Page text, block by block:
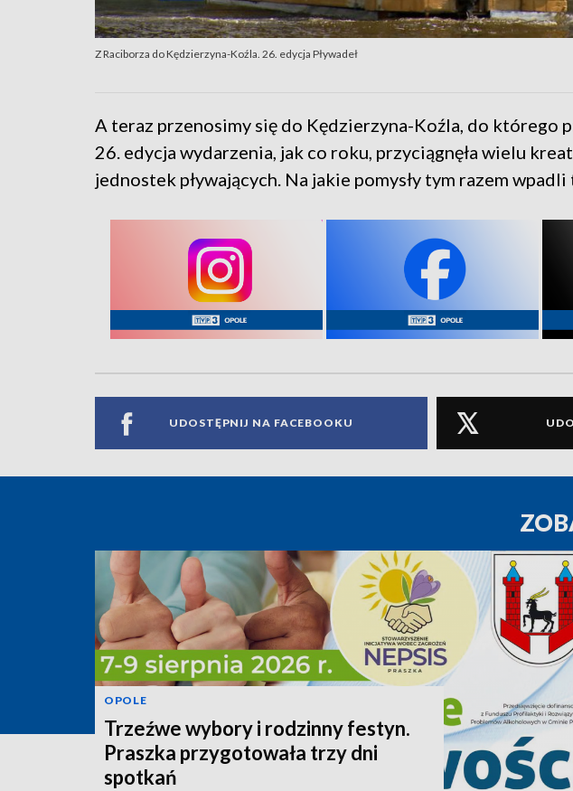
Z Raciborza do Kędzierzyna-Koźla. 26. edycja Pływadeł
A teraz przenosimy się do Kędzierzyna-Koźla, do którego
26. edycja wydarzenia, jak co roku, przyciągnęła wielu
jednostek pływających. Na jakie pomysły tym razem
UDOSTĘPNIJ NA FACEBOOKU
OPOLE
Trzeźwe wybory i rodzinny festyn.
Praszka przygotowała trzy dni
spotkań